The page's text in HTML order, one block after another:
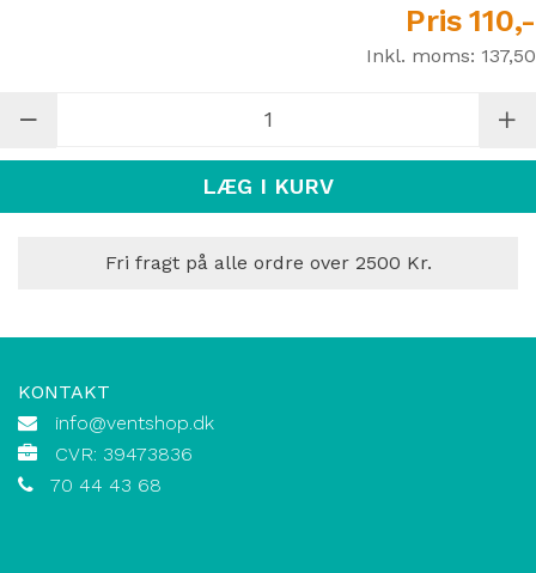
Pris 110,-
Inkl. moms: 137,50
LÆG I KURV
Fri fragt på alle ordre over 2500 Kr.
KONTAKT
info@ventshop.dk
CVR: 39473836
70 44 43 68